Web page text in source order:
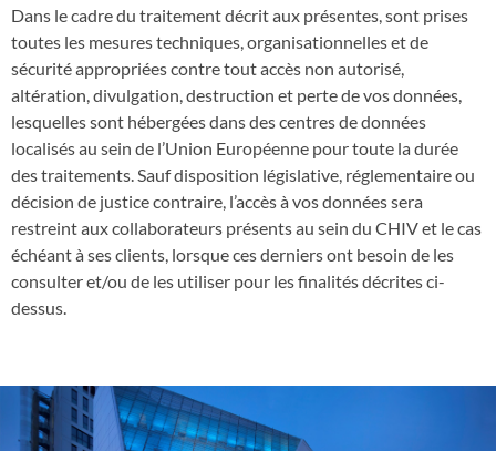
Dans le cadre du traitement décrit aux présentes, sont prises
toutes les mesures techniques, organisationnelles et de
sécurité appropriées contre tout accès non autorisé,
altération, divulgation, destruction et perte de vos données,
lesquelles sont hébergées dans des centres de données
localisés au sein de l’Union Européenne pour toute la durée
des traitements. Sauf disposition législative, réglementaire ou
décision de justice contraire, l’accès à vos données sera
restreint aux collaborateurs présents au sein du CHIV et le cas
échéant à ses clients, lorsque ces derniers ont besoin de les
consulter et/ou de les utiliser pour les finalités décrites ci-
dessus.